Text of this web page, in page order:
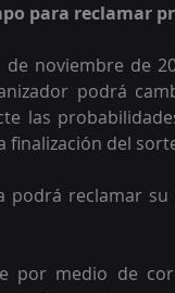
para reclamar
noviembre de
podrá
las
finalización del
podrá reclamar
por medio de